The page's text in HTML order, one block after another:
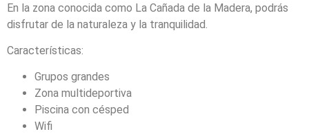
En la zona conocida como La Cañada de la Madera, podrás
disfrutar de la naturaleza y la tranquilidad.
Características:
Grupos grandes
Zona multideportiva
Piscina con césped
Wifi